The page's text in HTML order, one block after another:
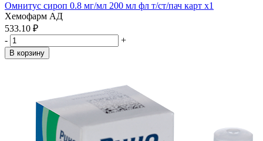
Омнитус сироп 0.8 мг/мл 200 мл фл т/ст/пач карт x1
Хемофарм АД
533.10 ₽
-
+
В корзину